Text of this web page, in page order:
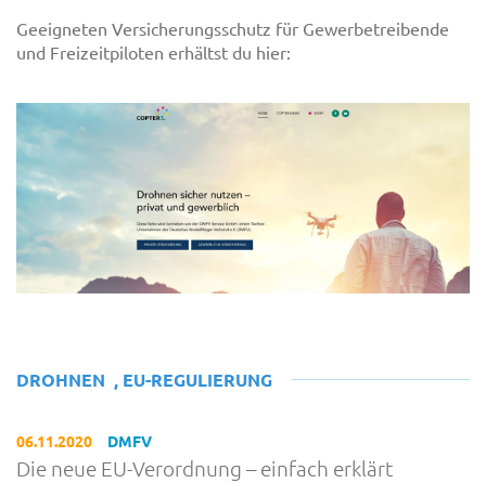
Geeigneten Versicherungsschutz für Gewerbetreibende
und Freizeitpiloten erhältst du hier:
DROHNEN , EU-REGULIERUNG
06.11.2020 DMFV
Die neue EU-Verordnung – einfach erklärt